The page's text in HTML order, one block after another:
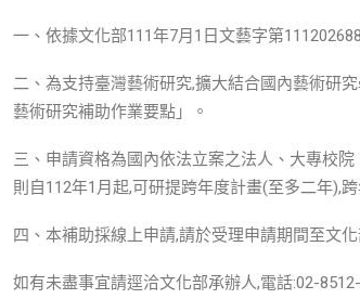
一、依據文化部111年7月1日文藝字第
二、為支持臺灣藝術研究,擴大結合國內藝術研
藝術研究補助作業要點」。
三、申請資格為國內依法立案之法人、大專校
則自112年1月起,可研提跨年度計畫(至多二年),
四、本補助採線上申請,請於受理申請期間至文
如有未盡事宜請逕洽文化部承辦人,電話:02-